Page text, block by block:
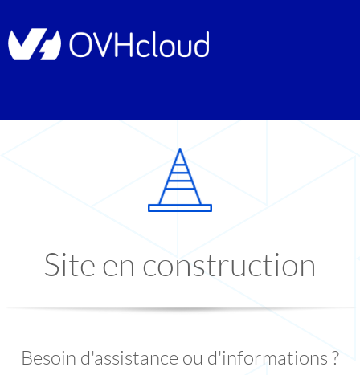
Site en construction
Besoin d'assistance ou d'informations ?